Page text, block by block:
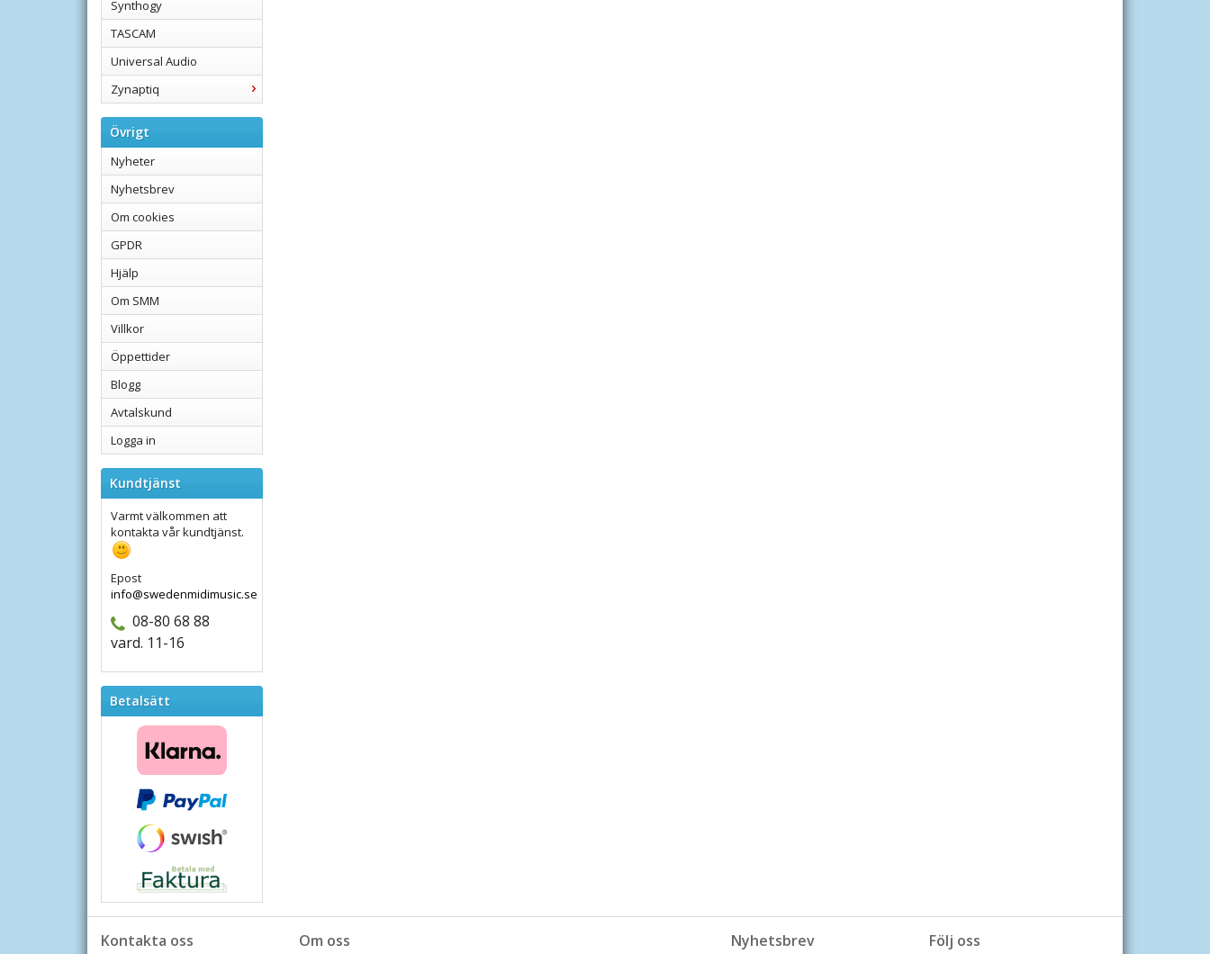
Synthogy
TASCAM
Universal Audio
Zynaptiq
Övrigt
Nyheter
Nyhetsbrev
Om cookies
GPDR
Hjälp
Om SMM
Villkor
Öppettider
Blogg
Avtalskund
Logga in
Kundtjänst
Varmt välkommen att
kontakta vår kundtjänst.
Epost
info@swedenmidimusic.se
08-80 68 88
vard. 11-16
Betalsätt
Kontakta oss Följ oss
Nyhetsbrev
Om oss